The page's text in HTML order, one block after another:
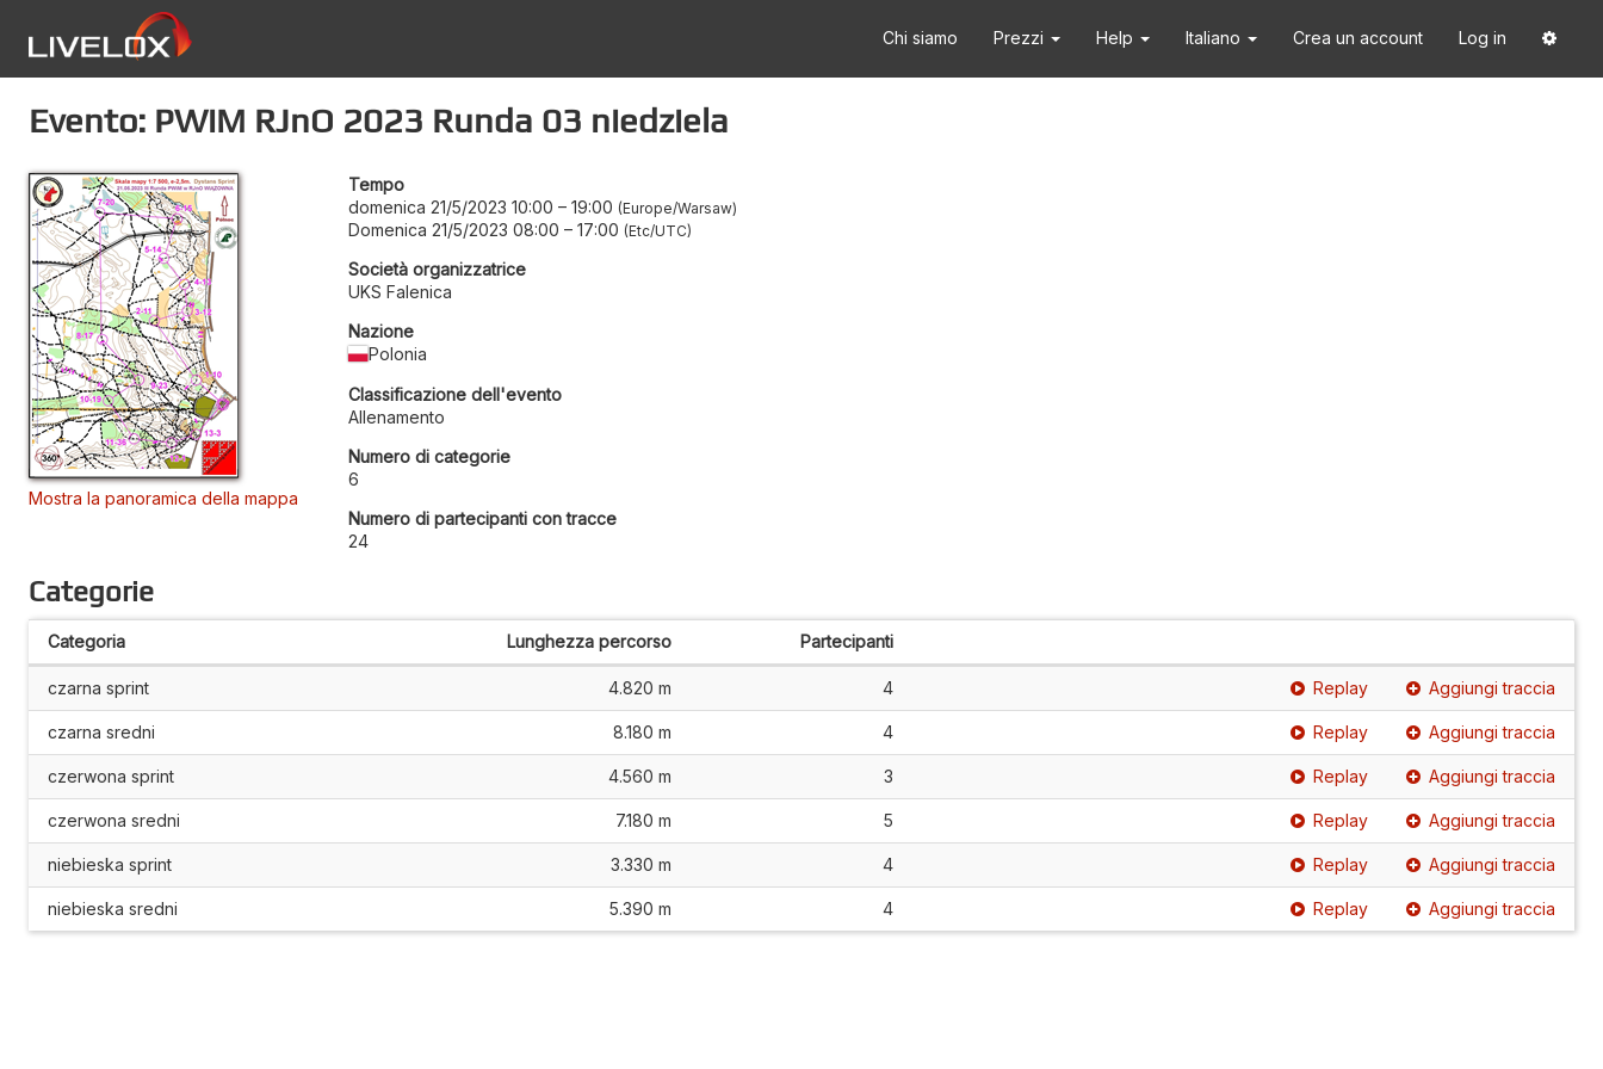
Chi siamo Prezzi Help Italiano Crea un account Log in
Evento: PWiM RJnO 2023 Runda 03 niedziela
Mostra la panoramica della mappa
Tempo
domenica 21/5/2023 10:00 – 19:00 Europe/Warsaw
Domenica 21/5/2023 08:00 – 17:00 Etc/UTC
Società organizzatrice
UKS Falenica
Nazione
Polonia
Classificazione dell'evento
Allenamento
Numero di categorie
6
Numero di partecipanti con tracce
24
Categorie
Categoria Lunghezza percorso Partecipanti
czarna sprint 4.820 m 4 Replay Aggiungi traccia
czarna sredni 8.180 m 4 Replay Aggiungi traccia
czerwona sprint 4.560 m 3 Replay Aggiungi traccia
czerwona sredni 7.180 m 5 Replay Aggiungi traccia
niebieska sprint 3.330 m 4 Replay Aggiungi traccia
niebieska sredni 5.390 m 4 Replay Aggiungi traccia